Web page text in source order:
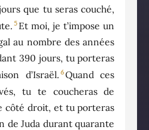
que tu seras couché,
5 Et moi, je t’impose un
au nombre des années
390 jours, tu porteras
d’Israël. 6Quand ces
tu te coucheras de
côté droit, et tu porteras
de Juda durant quarante